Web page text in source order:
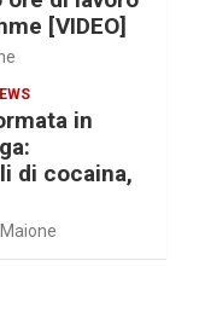
[VIDEO]
in
di cocaina,